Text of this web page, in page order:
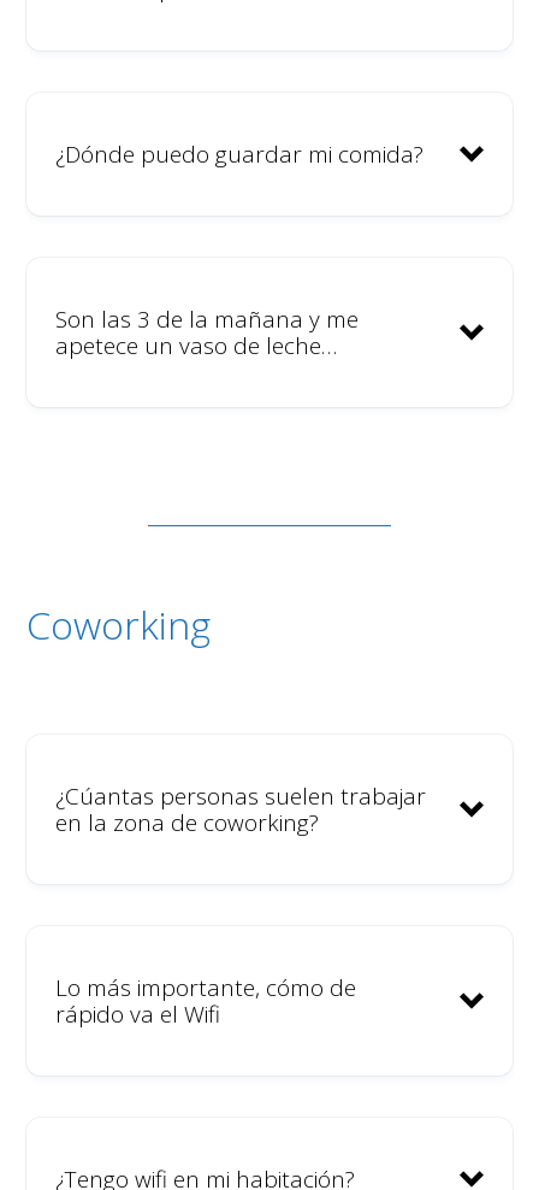
Wifi
para los colivers
¿Dónde puedo guardar mi comida?
Son las 3 de la mañana y me
apetece un vaso de leche…
Coworking
¿Cúantas personas suelen trabajar
en la zona de coworking?
Lo más importante, cómo de
rápido va el Wifi
¿Tengo wifi en mi habitación?